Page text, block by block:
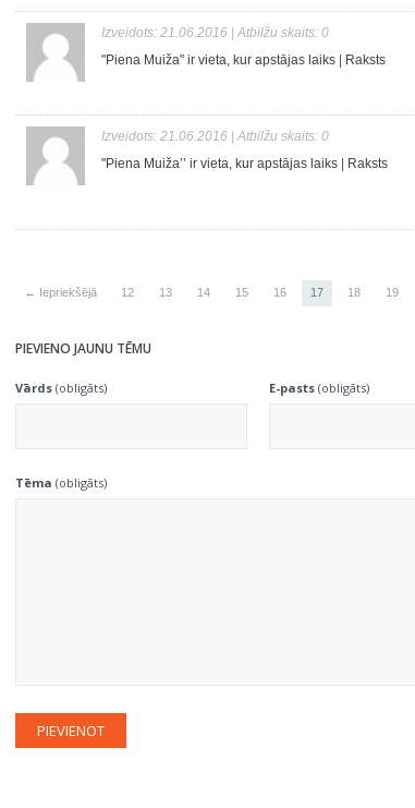
Izveidots: 21.06.2016 | Atbilžu skaits: 0
"Piena Muiža" ir vieta, kur apstājas laiks
Raksts
Izveidots: 21.06.2016 | Atbilžu skaits: 0
"Piena Muiža’’ ir vieta, kur apstājas laiks
Raksts
← Iepriekšējā 12 13 14 15 16 17 18 19
PIEVIENO JAUNU TĒMU
Vārds (obligāts) E-pasts (obligāts)
Tēma (obligāts)